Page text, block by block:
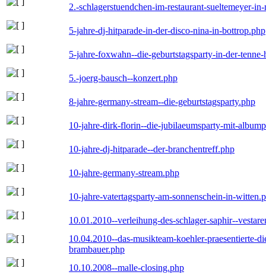
2.-schlagerstuendchen-im-restaurant-sueltemeyer-
5-jahre-dj-hitparade-in-der-disco-nina-in-bottrop.php
5-jahre-foxwahn--die-geburtstagsparty-in-der-tenne-
5.-joerg-bausch--konzert.php
8-jahre-germany-stream--die-geburtstagsparty.php
10-jahre-dirk-florin--die-jubilaeumsparty-mit-
10-jahre-dj-hitparade--der-branchentreff.php
10-jahre-germany-stream.php
10-jahre-vatertagsparty-am-sonnenschein-in-
10.01.2010--verleihung-des-schlager-saphir--
10.04.2010--das-musikteam-koehler-praesentierte-
brambauer.php
10.10.2008--malle-closing.php